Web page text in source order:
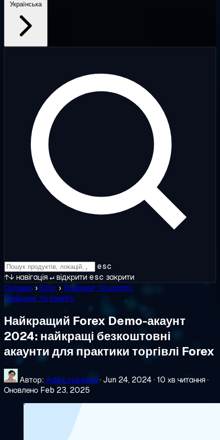
Українська
esc
↑↓ навігація↵відкрити esc закрити
Головна ›Блог ›Трейдинг та крипто
Трейдинг та крипто
Найкращий Forex Demo-акаунт
2024: найкращі безкоштовні
акаунти для практики торгівлі Forex
Автор: Ada Lovegood·Jun 24, 2024 ·10 хв читання·
Оновлено Feb 23, 2025